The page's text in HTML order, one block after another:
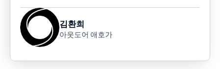
김환희
아웃도어 애호가